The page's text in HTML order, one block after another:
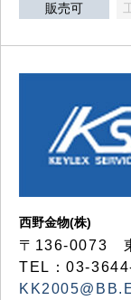
販売可
西野金物(株)
〒136-0073
TEL：